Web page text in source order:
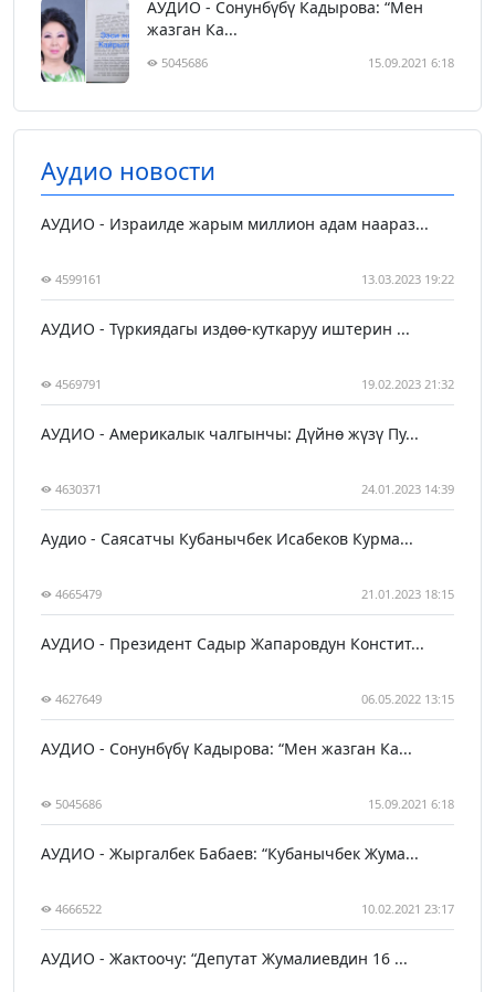
АУДИО - Сонунбүбү Кадырова: “Мен
жазган Ка...
5045686 15.09.2021 6:18
Аудио новости
АУДИО - Израилде жарым миллион адам наараз...
4599161 13.03.2023 19:22
АУДИО - Түркиядагы издөө-куткаруу иштерин ...
4569791 19.02.2023 21:32
АУДИО - Америкалык чалгынчы: Дүйнө жүзү Пу...
4630371 24.01.2023 14:39
Аудио - Саясатчы Кубанычбек Исабеков Курма...
4665479 21.01.2023 18:15
АУДИО - Президент Садыр Жапаровдун Констит...
4627649 06.05.2022 13:15
АУДИО - Сонунбүбү Кадырова: “Мен жазган Ка...
5045686 15.09.2021 6:18
АУДИО - Жыргалбек Бабаев: “Кубанычбек Жума...
4666522 10.02.2021 23:17
АУДИО - Жактоочу: “Депутат Жумалиевдин 16 ...